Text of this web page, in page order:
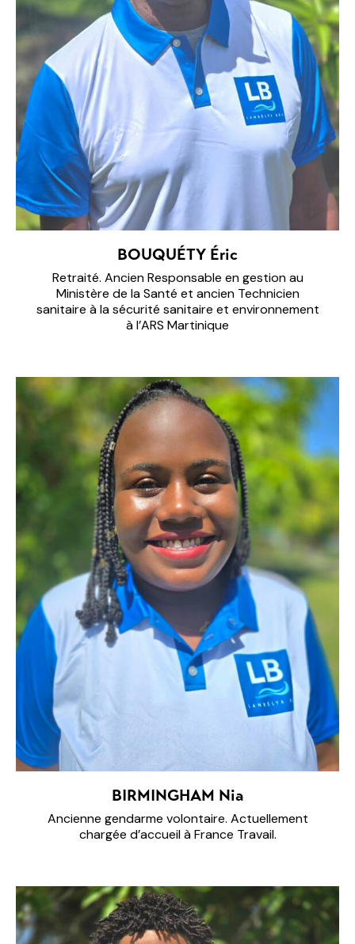
BOUQUÉTY Éric
Retraité. Ancien Responsable en gestion au
Ministère de la Santé et ancien Technicien
sanitaire à la sécurité sanitaire et environnement
à l’ARS Martinique
BIRMINGHAM Nia
Ancienne gendarme volontaire. Actuellement
chargée d’accueil à France Travail.